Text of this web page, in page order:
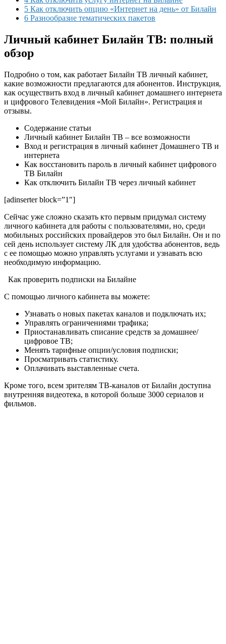
5 Как отключить опцию «Интернет на день» от Билайн
6 Разнообразие тематических пакетов
Личный кабинет Билайн ТВ: полный
обзор
Подробно о том, как работает Билайн ТВ личный кабинет,
какие возможности предлагаются для абонентов. Инструкция,
как осуществить вход в личный кабинет домашнего интернета
и цифрового Телевидения «Мой Билайн». Регистрация и
отзывы.
Содержание статьи
Личный кабинет Билайн ТВ – все возможности
Вход и регистрация в личный кабинет Домашнего ТВ и
интернета
Как восстановить пароль в личный кабинет цифрового
ТВ Билайн
Как отключить Билайн ТВ через личный кабинет
[adinserter block=”1″]
Сейчас уже сложно сказать кто первым придумал систему
личного кабинета для работы с пользователями, но, среди
мобильных российских провайдеров это был Билайн. Он и по
сей день использует систему ЛК для удобства абонентов, ведь
с ее помощью можно управлять услугами и узнавать всю
необходимую информацию.
Как проверить подписки на Билайне
С помощью личного кабинета вы можете:
Узнавать о новых пакетах каналов и подключать их;
Управлять ограничениями трафика;
Приостанавливать списание средств за домашнее/
цифровое ТВ;
Менять тарифные опции/условия подписки;
Просматривать статистику.
Оплачивать выставленные счета.
Кроме того, всем зрителям ТВ-каналов от Билайн доступна
внутренняя видеотека, в которой больше 3000 сериалов и
фильмов.